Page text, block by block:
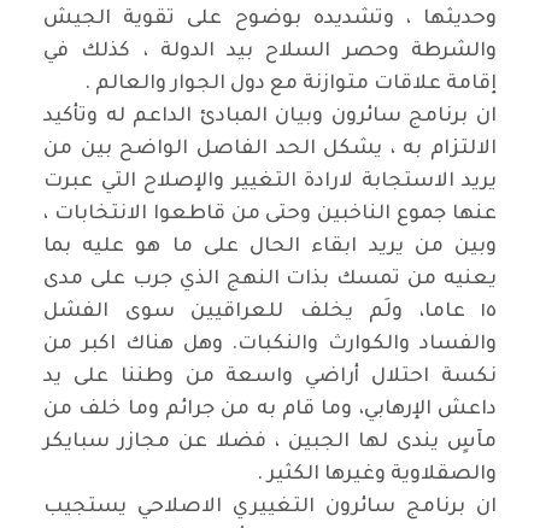
وحديثها ، وتشديده بوضوح على تقوية الجيش
والشرطة وحصر السلاح بيد الدولة ، كذلك في
إقامة علاقات متوازنة مع دول الجوار والعالم .
ان برنامج سائرون وبيان المبادئ الداعم له وتأكيد
الالتزام به ، يشكل الحد الفاصل الواضح بين من
يريد الاستجابة لارادة التغيير والإصلاح التي عبرت
عنها جموع الناخبين وحتى من قاطعوا الانتخابات ،
وبين من يريد ابقاء الحال على ما هو عليه بما
يعنيه من تمسك بذات النهج الذي جرب على مدى
١٥ عاما، ولَم يخلف للعراقيين سوى الفشل
والفساد والكوارث والنكبات. وهل هناك اكبر من
نكسة احتلال أراضي واسعة من وطننا على يد
داعش الإرهابي، وما قام به من جرائم وما خلف من
مآسٍ يندى لها الجبين ، فضلا عن مجازر سبايكر
والصقلاوية وغيرها الكثير .
ان برنامج سائرون التغييري الاصلاحي يستجيب